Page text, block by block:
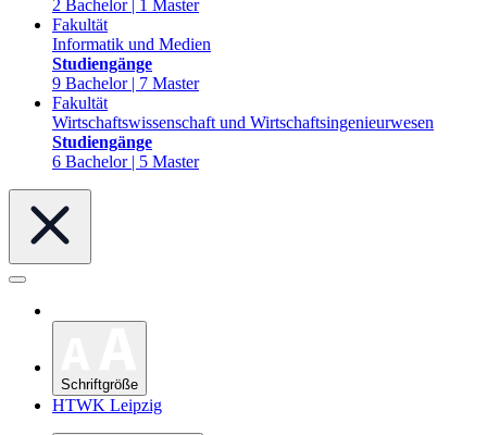
2 Bachelor | 1 Master
Fakultät
Informatik und Medien
Studiengänge
9 Bachelor | 7 Master
Fakultät
Wirtschaftswissenschaft und Wirtschaftsingenieurwesen
Studiengänge
6 Bachelor | 5 Master
Schriftgröße
HTWK Leipzig